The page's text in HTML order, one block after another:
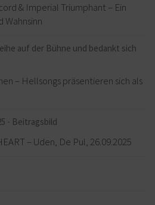
& Imperial Triumphant – Ein
Wahnsinn
– Hellsongs präsentieren sich als
– Uden, De Pul, 26.09.2025